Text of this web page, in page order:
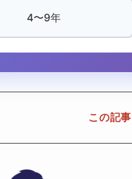
4〜9年
この記